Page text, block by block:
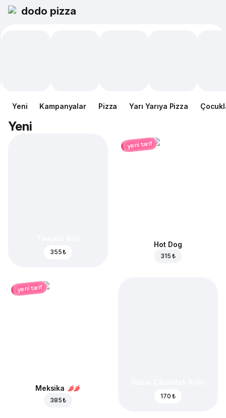
dodo pizza
Yeni Kampanyalar Pizza Yarı Yarıya Pizza
Yeni
355 ₺
yeni tarif
Hot Dog
315 ₺
yeni tarif
Meksika
385 ₺
170 ₺